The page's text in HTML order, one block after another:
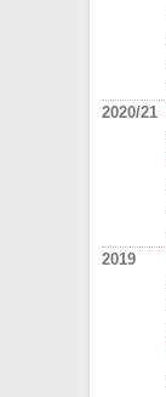
2020/21
2019